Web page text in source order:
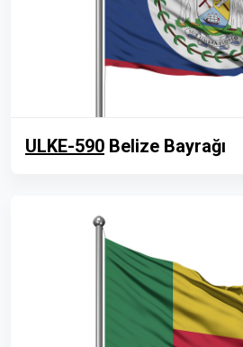
ULKE-590 Belize Bayrağı